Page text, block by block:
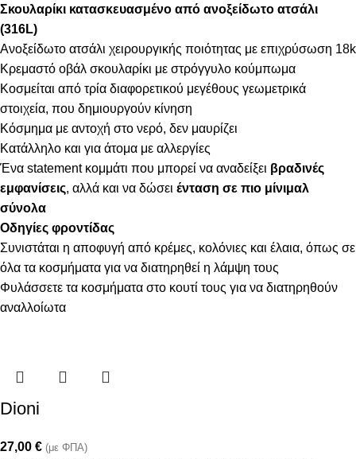
Σκουλαρίκι κατασκευασμένο από ανοξείδωτο ατσάλι
(316L)
Ανοξείδωτο ατσάλι χειρουργικής ποιότητας με επιχρύσωση 18k
Κρεμαστό οβάλ σκουλαρίκι με στρόγγυλο κούμπωμα
Κοσμείται από τρία διαφορετικού μεγέθους γεωμετρικά
στοιχεία, που δημιουργούν κίνηση
Κόσμημα με αντοχή στο νερό, δεν μαυρίζει
Κατάλληλο και για άτομα με αλλεργίες
Ένα statement κομμάτι που μπορεί να αναδείξει βραδινές
εμφανίσεις, αλλά και να δώσει ένταση σε πιο μίνιμαλ
σύνολα
Οδηγίες φροντίδας
Συνιστάται η αποφυγή από κρέμες, κολόνιες και έλαια, όπως σε
όλα τα κοσμήματα για να διατηρηθεί η λάμψη τους
Φυλάσσετε τα κοσμήματα στο κουτί τους για να διατηρηθούν
αναλλοίωτα
Dioni
27,00 € (με ΦΠΑ)